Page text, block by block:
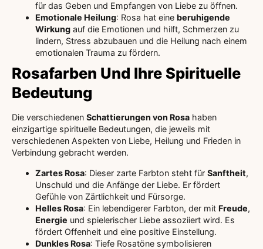
für das Geben und Empfangen von Liebe zu öffnen.
Emotionale Heilung: Rosa hat eine beruhigende
Wirkung auf die Emotionen und hilft, Schmerzen zu
lindern, Stress abzubauen und die Heilung nach einem
emotionalen Trauma zu fördern.
Rosafarben Und Ihre Spirituelle
Bedeutung
Die verschiedenen Schattierungen von Rosa haben
einzigartige spirituelle Bedeutungen, die jeweils mit
verschiedenen Aspekten von Liebe, Heilung und Frieden in
Verbindung gebracht werden.
Zartes Rosa: Dieser zarte Farbton steht für Sanftheit,
Unschuld und die Anfänge der Liebe. Er fördert
Gefühle von Zärtlichkeit und Fürsorge.
Helles Rosa: Ein lebendigerer Farbton, der mit Freude,
Energie und spielerischer Liebe assoziiert wird. Es
fördert Offenheit und eine positive Einstellung.
Dunkles Rosa: Tiefe Rosatöne symbolisieren